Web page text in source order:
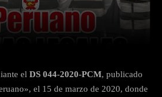
Twitter WhatsApp
el DS 044-2020-PCM, publicado
el 15 de marzo de 2020, donde